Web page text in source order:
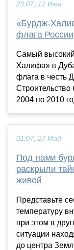
23:07, 12 Июн
«Бурдж-
флага России
Самый
Халифа» в
флага в честь
2004 по 2010
01:07, 27 Май
Под нами
раскрыли
живой
Представьте
температуру
при этом в
ситуации
до центра